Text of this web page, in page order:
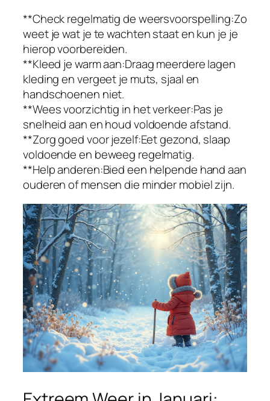
**Check regelmatig de weersvoorspelling:Zo
weet je wat je te wachten staat en kun je je
hierop voorbereiden.
**Kleed je warm aan:Draag meerdere lagen
kleding en vergeet je muts, sjaal en
handschoenen niet.
**Wees voorzichtig in het verkeer:Pas je
snelheid aan en houd voldoende afstand.
**Zorg goed voor jezelf:Eet gezond, slaap
voldoende en beweeg regelmatig.
**Help anderen:Bied een helpende hand aan
ouderen of mensen die minder mobiel zijn.